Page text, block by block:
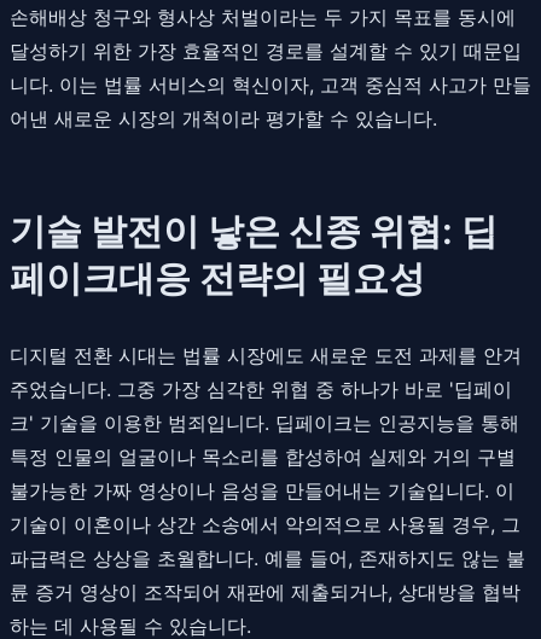
손해배상 청구와 형사상 처벌이라는 두 가지 목표를 동시에
달성하기 위한 가장 효율적인 경로를 설계할 수 있기 때문입
니다. 이는 법률 서비스의 혁신이자, 고객 중심적 사고가 만들
어낸 새로운 시장의 개척이라 평가할 수 있습니다.
기술 발전이 낳은 신종 위협: 딥
페이크대응 전략의 필요성
디지털 전환 시대는 법률 시장에도 새로운 도전 과제를 안겨
주었습니다. 그중 가장 심각한 위협 중 하나가 바로 '딥페이
크' 기술을 이용한 범죄입니다. 딥페이크는 인공지능을 통해
특정 인물의 얼굴이나 목소리를 합성하여 실제와 거의 구별
불가능한 가짜 영상이나 음성을 만들어내는 기술입니다. 이
기술이 이혼이나 상간 소송에서 악의적으로 사용될 경우, 그
파급력은 상상을 초월합니다. 예를 들어, 존재하지도 않는 불
륜 증거 영상이 조작되어 재판에 제출되거나, 상대방을 협박
하는 데 사용될 수 있습니다.